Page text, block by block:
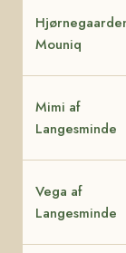
Mouniq
Mimi af
Langesminde
Vega af
Langesminde